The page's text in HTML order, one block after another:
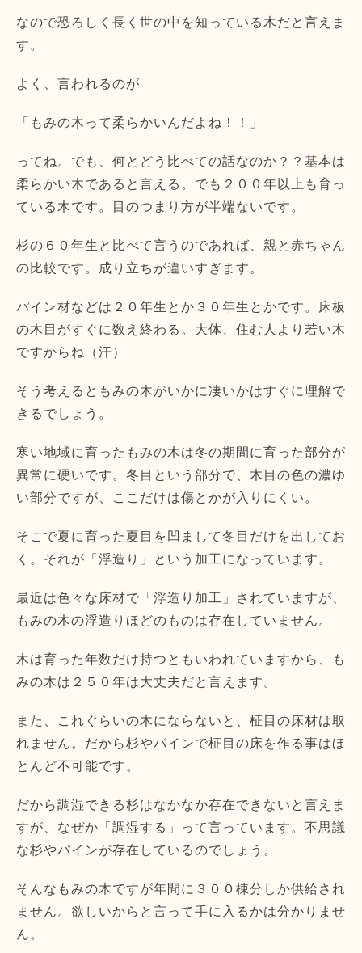
なので恐ろしく長く世の中を知っている木だと言えま
す。
よく、言われるのが
「もみの木って柔らかいんだよね！！」
ってね。でも、何とどう比べての話なのか？？基本は
柔らかい木であると言える。でも２００年以上も育っ
ている木です。目のつまり方が半端ないです。
杉の６０年生と比べて言うのであれば、親と赤ちゃん
の比較です。成り立ちが違いすぎます。
パイン材などは２０年生とか３０年生とかです。床板
の木目がすぐに数え終わる。大体、住む人より若い木
ですからね（汗）
そう考えるともみの木がいかに凄いかはすぐに理解で
きるでしょう。
寒い地域に育ったもみの木は冬の期間に育った部分が
異常に硬いです。冬目という部分で、木目の色の濃ゆ
い部分ですが、ここだけは傷とかが入りにくい。
そこで夏に育った夏目を凹まして冬目だけを出してお
く。それが「浮造り」という加工になっています。
最近は色々な床材で「浮造り加工」されていますが、
もみの木の浮造りほどのものは存在していません。
木は育った年数だけ持つともいわれていますから、も
みの木は２５０年は大丈夫だと言えます。
また、これぐらいの木にならないと、柾目の床材は取
れません。だから杉やパインで柾目の床を作る事はほ
とんど不可能です。
だから調湿できる杉はなかなか存在できないと言えま
すが、なぜか「調湿する」って言っています。不思議
な杉やパインが存在しているのでしょう。
そんなもみの木ですが年間に３００棟分しか供給され
ません。欲しいからと言って手に入るかは分かりませ
ん。